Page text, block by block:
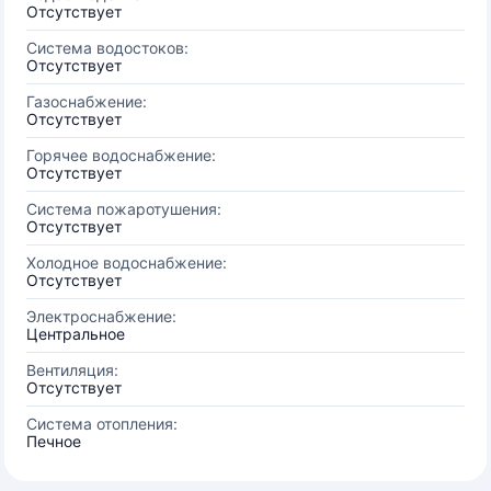
Отсутствует
Система водостоков:
Отсутствует
Газоснабжение:
Отсутствует
Горячее водоснабжение:
Отсутствует
Система пожаротушения:
Отсутствует
Холодное водоснабжение:
Отсутствует
Электроснабжение:
Центральное
Вентиляция:
Отсутствует
Система отопления:
Печное